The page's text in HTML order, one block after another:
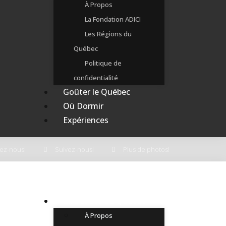
À Propos
La Fondation ADICI
Les Régions du
Québec
Politique de
confidentialité
Goûter le Québec
Où Dormir
Expériences
À Propos